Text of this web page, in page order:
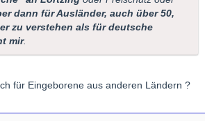
dann für Ausländer, auch über 50,
zu verstehen als für deutsche
mir.
für Eingeborene aus anderen Ländern ?